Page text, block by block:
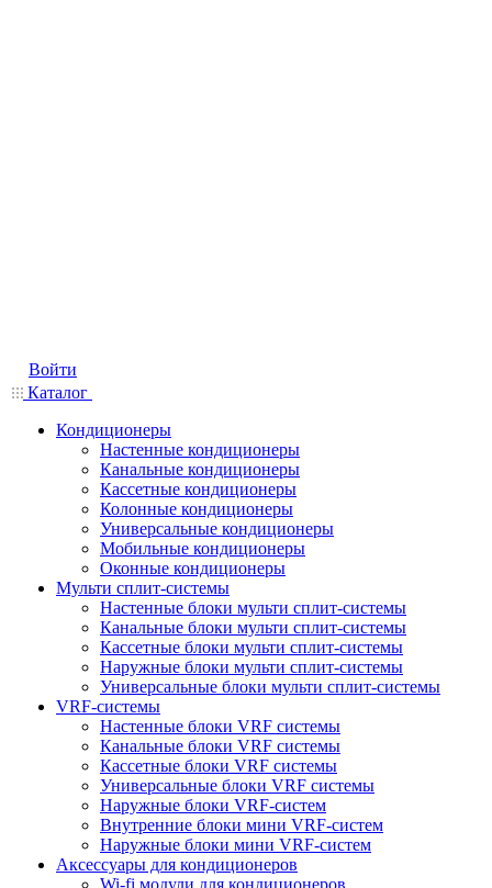
Войти
Каталог
Кондиционеры
Настенные кондиционеры
Канальные кондиционеры
Кассетные кондиционеры
Колонные кондиционеры
Универсальные кондиционеры
Мобильные кондиционеры
Оконные кондиционеры
Мульти сплит-системы
Настенные блоки мульти сплит-системы
Канальные блоки мульти сплит-системы
Кассетные блоки мульти сплит-системы
Наружные блоки мульти сплит-системы
Универсальные блоки мульти сплит-системы
VRF-системы
Настенные блоки VRF системы
Канальные блоки VRF системы
Кассетные блоки VRF системы
Универсальные блоки VRF системы
Наружные блоки VRF-систем
Внутренние блоки мини VRF-систем
Наружные блоки мини VRF-систем
Аксессуары для кондиционеров
Wi-fi модули для кондиционеров